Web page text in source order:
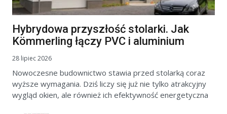
Hybrydowa przyszłość stolarki. Jak
Kömmerling łączy PVC i aluminium
28 lipiec 2026
Nowoczesne budownictwo stawia przed stolarką coraz
wyższe wymagania. Dziś liczy się już nie tylko atrakcyjny
wygląd okien, ale również ich efektywność energetyczna